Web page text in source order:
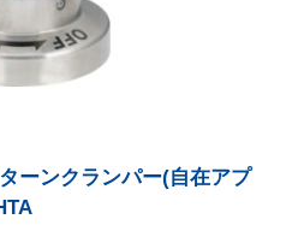
ーンクランパー(自在アプ